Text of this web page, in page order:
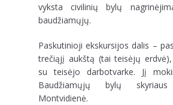
vyksta civilinių bylų
baudžiamųjų.
Paskutinioji ekskursijos dalis –
trečiąjį aukštą (tai teisėjų erdvė),
su teisėjo darbotvarke. Jį
Baudžiamųjų bylų
Montvidienė.